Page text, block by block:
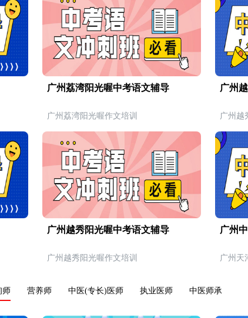
广州荔湾阳光喔中考语文辅导
广州荔湾阳光喔作文培训
广州
广州越
广州越秀阳光喔中考语文辅导
广州越秀阳光喔作文培训
广州
广州天
师 营养师 中医(专长)医师 执业医师 中医师承